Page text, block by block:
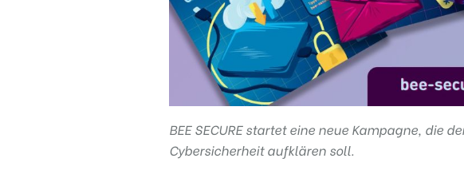
BEE SECURE startet eine neue Kampagne, die
Cybersicherheit aufklären soll.